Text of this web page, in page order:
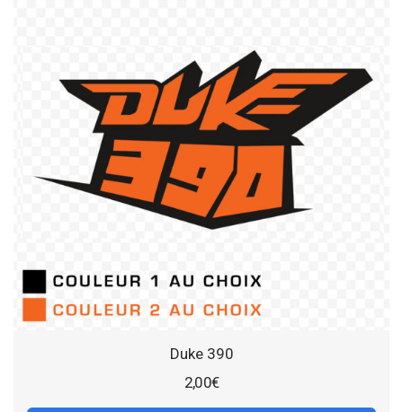
Duke 390
2,00€